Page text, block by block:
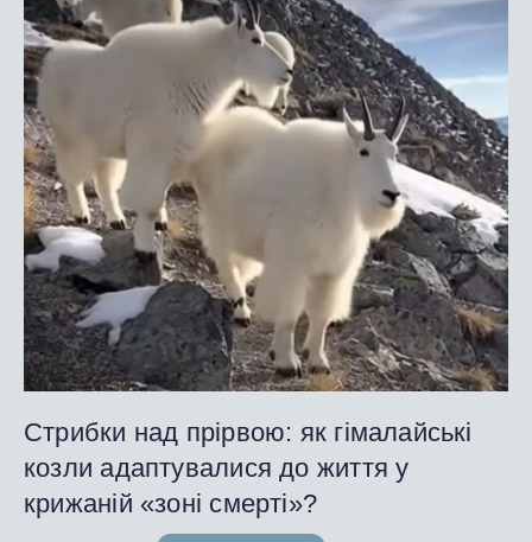
Стрибки над прірвою: як гімалайські
козли адаптувалися до життя у
крижаній «зоні смерті»?